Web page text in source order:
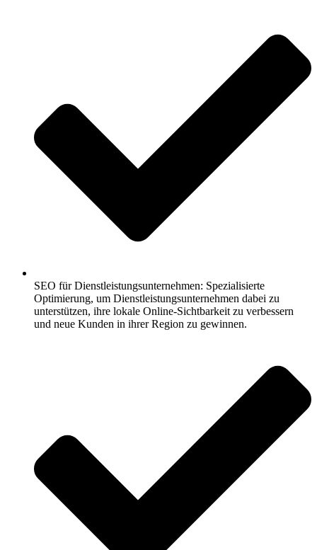
SEO für Dienstleistungsunternehmen: Spezialisierte
Optimierung, um Dienstleistungsunternehmen dabei zu
unterstützen, ihre lokale Online-Sichtbarkeit zu verbessern
und neue Kunden in ihrer Region zu gewinnen.